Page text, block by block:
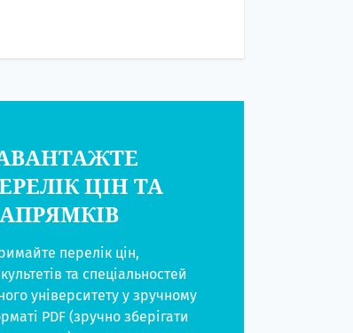
ЦІН ТА
перелік цін,
та спеціальностей
університету у зручному
PDF (зручно зберігати